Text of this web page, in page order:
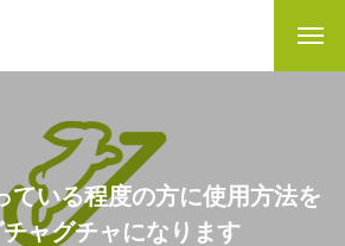
ている程度の方に使用方法を
ャグチャになります